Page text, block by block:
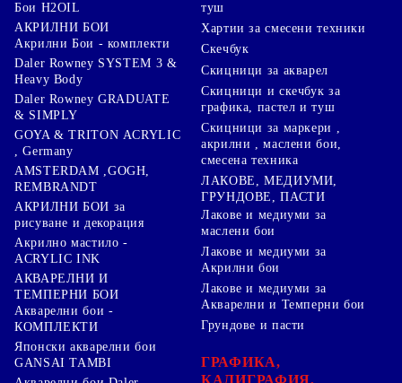
Бои H2OIL
АКРИЛНИ БОИ
Акрилни Бои - комплекти
Daler Rowney SYSTEM 3 &
Heavy Body
Daler Rowney GRADUATE
& SIMPLY
GOYA & TRITON АCRYLIC
, Germany
AMSTERDAM ,GOGH,
REMBRANDT
АКРИЛНИ БОИ за
рисуване и декорация
Акрилно мастило -
ACRYLIC INK
АКВАРЕЛНИ И
ТЕМПЕРНИ БОИ
Акварелни бои -
КОМПЛЕКТИ
Японски акварелни бои
GANSAI TAMBI
туш
Хартии за смесени техники
Скечбук
Скицници за акварел
Скицници и скечбук за
графика, пастел и туш
Скицници за маркери ,
акрилни , маслени бои,
смесена техника
ЛАКОВЕ, МЕДИУМИ,
ГРУНДОВЕ, ПАСТИ
Лакове и медиуми за
маслени бои
Лакове и медиуми за
Акрилни бои
Лакове и медиуми за
Акварелни и Темперни бои
Грундове и пасти
ГРАФИКА,
КАЛИГРАФИЯ,